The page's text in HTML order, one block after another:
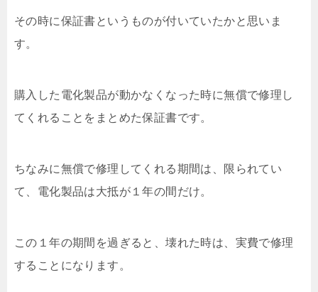
その時に保証書というものが付いていたかと思いま
す。
購入した電化製品が動かなくなった時に無償で修理し
てくれることをまとめた保証書です。
ちなみに無償で修理してくれる期間は、限られてい
て、電化製品は大抵が１年の間だけ。
この１年の期間を過ぎると、壊れた時は、実費で修理
することになります。